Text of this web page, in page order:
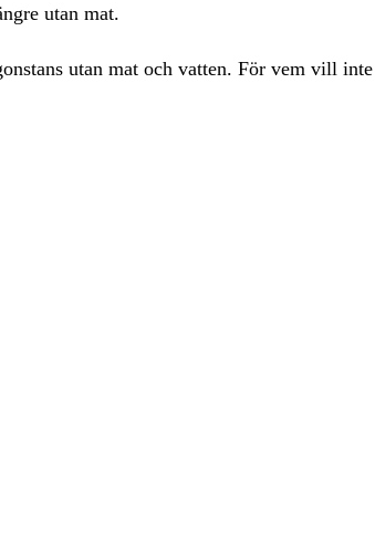
utan mat.
utan mat och vatten. För vem vill